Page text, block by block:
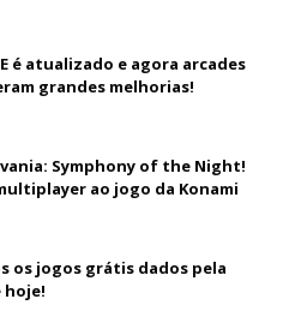
é atualizado e agora arcades
grandes melhorias!
Symphony of the Night!
ao jogo da Konami
os jogos grátis dados pela
hoje!